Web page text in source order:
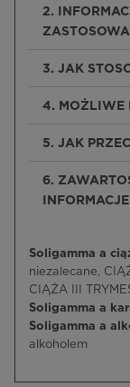
2.
3. JAK
4. MOŻLIWE
5. JAK
6.
INFORMACJE
Soligamma a
niezalecane,
CIĄŻA III
Soligamma a
Soligamma a
alkoholem